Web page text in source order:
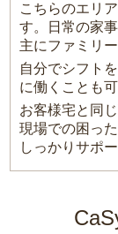
こちらのエリ
す。日常の家
主にファミリ
自分でシフト
に働くことも可
お客様宅と同
現場での困っ
しっかりサポ